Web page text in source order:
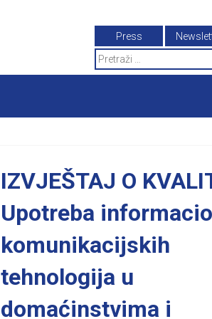
Press
IZVJEŠTAJ O
Upotreba
komunikacijskih
tehnologija u
domaćinstvima i